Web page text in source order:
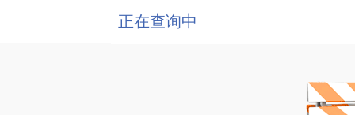
正在查询中